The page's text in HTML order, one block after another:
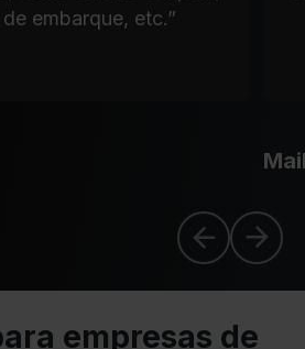
embarque, etc.”
empresas de